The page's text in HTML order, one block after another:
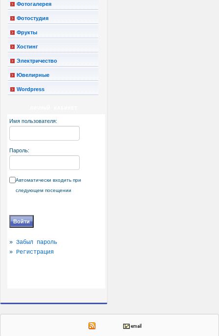
Фотогалерея
Фотостудия
Фрукты
Хостинг
Электричество
Ювелирные
Wordpress
Имя пользователя:
Пароль:
Автоматически входить при
следующем посещении
» Забыл пароль
» Регистрация